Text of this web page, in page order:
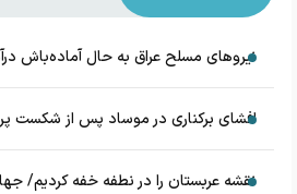
نیروهای مسلح عراق به حال آماده‌باش
افشای برکناری در موساد پس از شکست
نقشه عربستان را در نطفه خفه کردیم/